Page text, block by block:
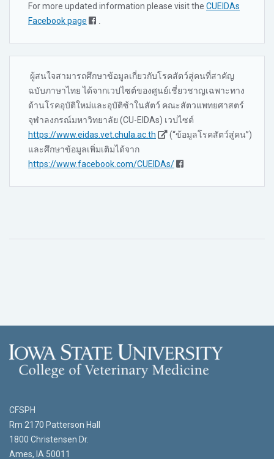
For more updated information please visit the CUEIDAs
Facebook page
ผู้สนใจสามารถศึกษาข้อมูลเกี่ยวกับโรคสัตว์สู่คนที่สาคัญ
ฉบับภาษาไทย ได้จากเวปไซต์ของศูนย์เชี่ยวชาญเฉพาะทาง
ด้านโรคอุบัติใหม่และอุบัติซ้าในสัตว์ คณะสัตวแพทยศาสตร์
จุฬาลงกรณ์มหาวิทยาลัย (CU-EIDAs) เวปไซต์
https://www.eidas.vet.chula.ac.th
(“ข้อมูลโรคสัตว์สู่คน”)
และศึกษาข้อมูลเพิ่มเติมได้จาก
https://www.facebook.com/CUEIDAs/
CFSPH
Rm 2170 Patterson Hall
1800 Christensen Dr.
Ames, IA 50011